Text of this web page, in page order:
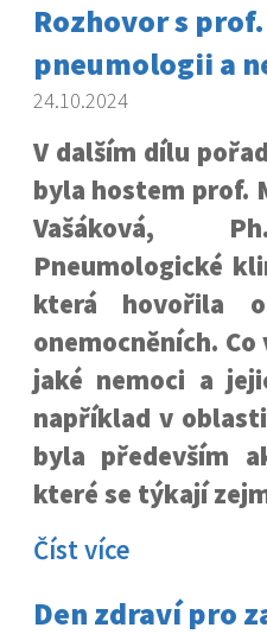
Rozhovor s
pneumologii a
24.10.2024
V dalším dílu
byla hostem prof.
Vašáková,
Pneumologické
která hovořila
onemocněních.
jaké nemoci a
například v
byla především
které se týkají
Číst více
Den zdraví pro